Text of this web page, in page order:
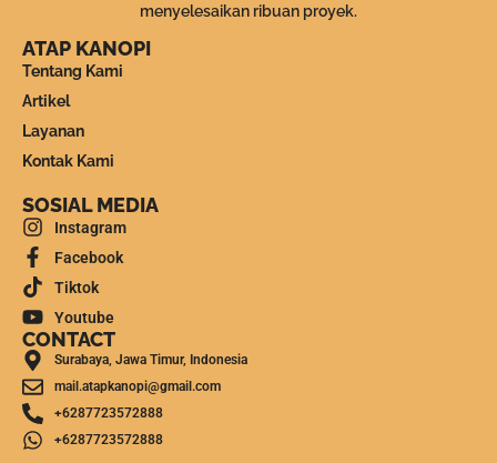
menyelesaikan ribuan proyek.
ATAP KANOPI
Tentang Kami
Artikel
Layanan
Kontak Kami
SOSIAL MEDIA
Instagram
Facebook
Tiktok
Youtube
CONTACT
Surabaya, Jawa Timur, Indonesia
mail.atapkanopi@gmail.com
+6287723572888
+6287723572888